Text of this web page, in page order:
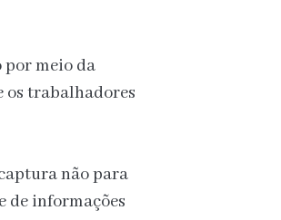
meio da
os trabalhadores
não para
de informações